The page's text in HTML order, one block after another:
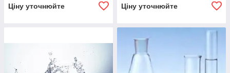
Ціну уточнюйте Ціну уточнюйте